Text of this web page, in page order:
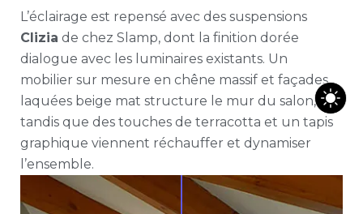
L’éclairage est repensé avec des suspensions
Clizia de chez Slamp, dont la finition dorée
dialogue avec les luminaires existants. Un
mobilier sur mesure en chêne massif et façades
laquées beige mat structure le mur du salon,
tandis que des touches de terracotta et un tapis
graphique viennent réchauffer et dynamiser
l’ensemble.